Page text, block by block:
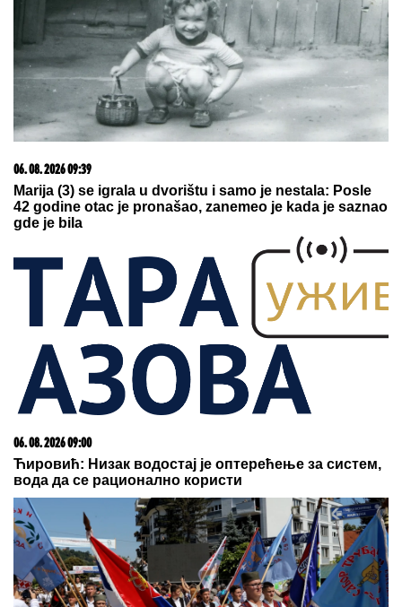
06. 08. 2026 09:39
Marija (3) se igrala u dvorištu i samo je nestala: Posle
42 godine otac je pronašao, zanemeo je kada je saznao
gde je bila
06. 08. 2026 09:00
Ћировић: Низак водостај је оптерећење за систем,
вода да се рационално користи